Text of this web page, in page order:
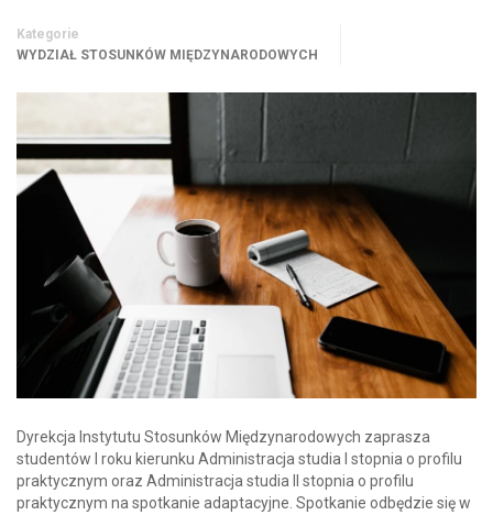
Kategorie
WYDZIAŁ STOSUNKÓW MIĘDZYNARODOWYCH
Dyrekcja Instytutu Stosunków Międzynarodowych zaprasza
studentów I roku kierunku Administracja studia I stopnia o profilu
praktycznym oraz Administracja studia II stopnia o profilu
praktycznym na spotkanie adaptacyjne. Spotkanie odbędzie się w